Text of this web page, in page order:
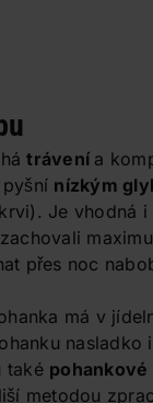
trávení a
nízkým
Je vhodná
přes noc
má v
nasladko
také pohankové
metodou